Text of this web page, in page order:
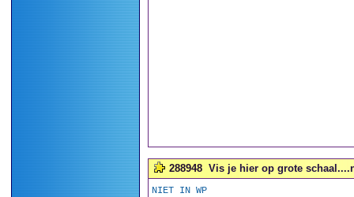
288948 Vis je hier op grote
NIET IN WP